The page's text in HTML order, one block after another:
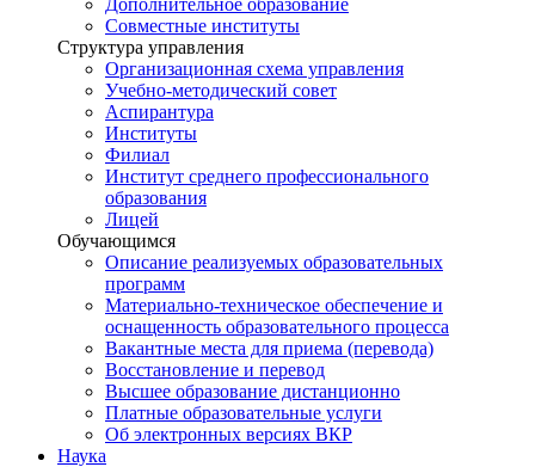
Совместные институты
Структура управления
Организационная схема управления
Учебно-методический совет
Аспирантура
Институты
Филиал
Институт среднего профессионального
образования
Лицей
Обучающимся
Описание реализуемых образовательных
программ
Материально-техническое обеспечение и
оснащенность образовательного процесса
Вакантные места для приема (перевода)
Восстановление и перевод
Высшее образование дистанционно
Платные образовательные услуги
Об электронных версиях ВКР
Наука